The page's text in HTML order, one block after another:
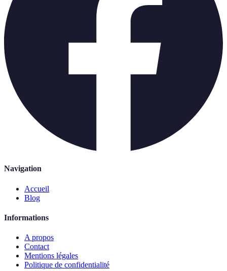
Navigation
Accueil
Blog
Informations
A propos
Contact
Mentions légales
Politique de confidentialité